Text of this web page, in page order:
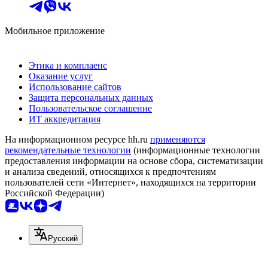
Мобильное приложение
Этика и комплаенс
Оказание услуг
Использование сайтов
Защита персональных данных
Пользовательское соглашение
ИТ аккредитация
На информационном ресурсе hh.ru применяются
рекомендательные технологии (информационные технологии
предоставления информации на основе сбора, систематизации
и анализа сведений, относящихся к предпочтениям
пользователей сети «Интернет», находящихся на территории
Российской Федерации)
Русский